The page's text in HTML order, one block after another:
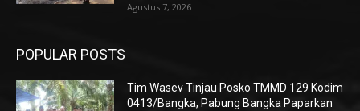
Agustus 7, 2026
POPULAR POSTS
Tim Wasev Tinjau Posko TMMD 129 Kodim
0413/Bangka, Pabung Bangka Paparkan